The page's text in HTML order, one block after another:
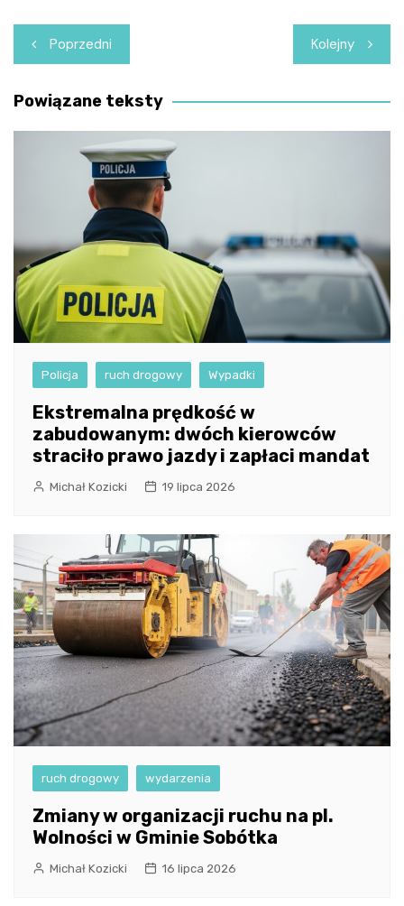
Nawigacja
wpisu
Poprzedni Kolejny
Powiązane teksty
Policja ruch drogowy Wypadki
Ekstremalna prędkość w
zabudowanym: dwóch kierowców
straciło prawo jazdy i zapłaci mandat
Michał Kozicki 19 lipca 2026
ruch drogowy wydarzenia
Zmiany w organizacji ruchu na pl.
Wolności w Gminie Sobótka
Michał Kozicki 16 lipca 2026